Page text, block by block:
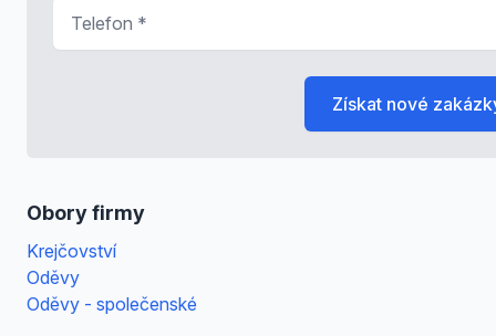
Obory firmy
Krejčovství
Oděvy
Oděvy - společenské
Získat nové